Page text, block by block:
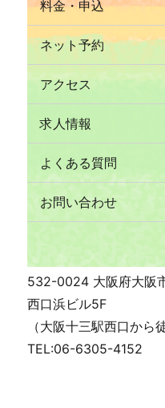
料金・申込
ネット予約
アクセス
求人情報
よくある質問
お問い合わせ
532-0024 大阪府大阪
西口浜ビル5F
（大阪十三駅西口から
TEL:06-6305-4152